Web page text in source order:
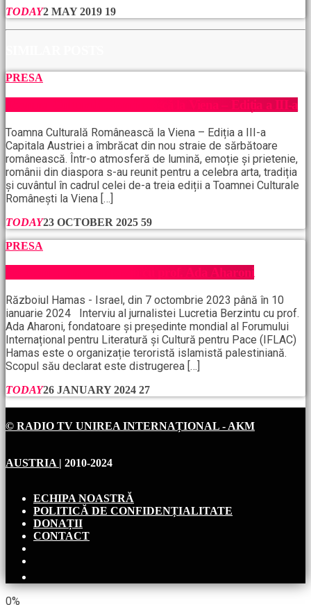
TODAY2 MAY 2019 19
PRESA
Toamna Culturală Românească la Viena – Ediția a III-a
Toamna Culturală Românească la Viena – Ediția a III-a
Capitala Austriei a îmbrăcat din nou straie de sărbătoare
românească. Într-o atmosferă de lumină, emoție și prietenie,
românii din diaspora s-au reunit pentru a celebra arta, tradiția
și cuvântul în cadrul celei de-a treia ediții a Toamnei Culturale
Românești la Viena […]
TODAY23 OCTOBER 2025 59
PRESA
Războiul Hamas, interviu cu prof. Ada Aharoni
Războiul Hamas - Israel, din 7 octombrie 2023 până în 10
ianuarie 2024 Interviu al jurnalistei Lucretia Berzintu cu prof.
Ada Aharoni, fondatoare și președinte mondial al Forumului
Internațional pentru Literatură și Cultură pentru Pace (IFLAC)
Hamas este o organizație teroristă islamistă palestiniană.
Scopul său declarat este distrugerea […]
TODAY26 JANUARY 2024 27
© RADIO TV UNIREA INTERNAȚIONAL - AKM
AUSTRIA | 2010-2024
ECHIPA NOASTRĂ
POLITICĂ DE CONFIDENȚIALITATE
DONAȚII
CONTACT
0%